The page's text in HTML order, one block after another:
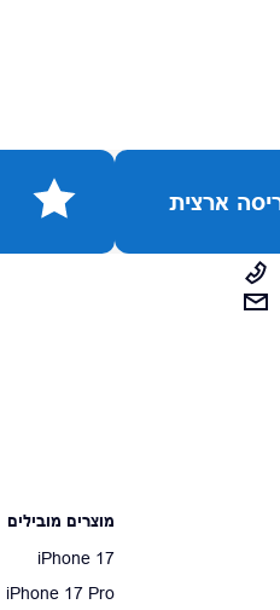
מוצרים מובילים
iPhone 17
iPhone 17 Pro